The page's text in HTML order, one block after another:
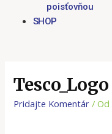
poisťovňou
SHOP
Tesco_Logo
Pridajte Komentár / Od